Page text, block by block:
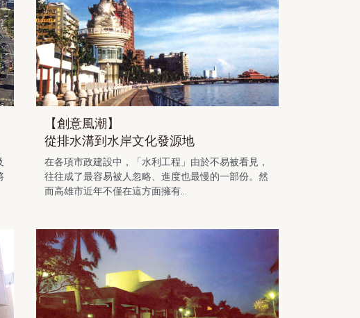
【創意風潮】
從排水溝到水岸文化發源地
在各項市政建設中，「水利工程」由於不易被看見，
往往成了最容易被人忽略、進度也最慢的一部份。然
而高雄市近年不僅在這方面擁有...